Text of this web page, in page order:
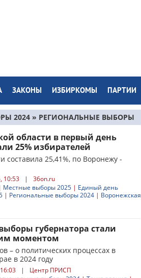
ЗАКОНЫ ИЗБИРКОМЫ ПАРТИИ
2024 » РЕГИОНАЛЬНЫЕ ВЫБОРЫ
области в первый день
25% избирателей
составила 25,41%, по Воронежу -
10:53 |
36on.ru
Местные выборы 2025 | Единый день
| Региональные выборы 2024 | Воронежская
губернатора стали
моментом
– о политических процессах в
в 2024 году
|
Центр ПРИСП